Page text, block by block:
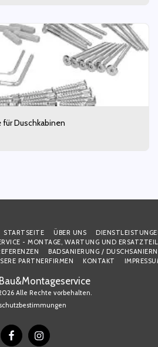
Duschkabinen
Alle Rechte vorbehalten.
STARTSEITE ÜBER UNS
- MONTAGE, WARTUNG UND
BADSANIERUNG /
PARTNERFIRMEN
KONTAKT